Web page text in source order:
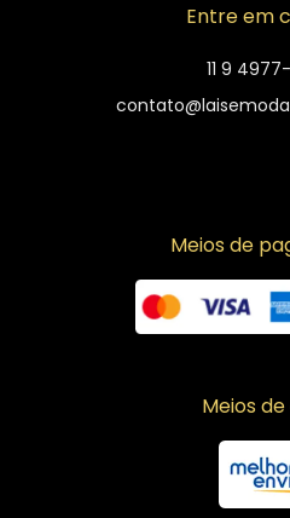
Entre em
11 9
Meios de
Meios